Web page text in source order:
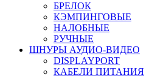
БРЕЛОК
КЭМПИНГОВЫЕ
НАЛОБНЫЕ
РУЧНЫЕ
ШНУРЫ АУДИО-ВИДЕО
DISPLAYPORT
КАБЕЛИ ПИТАНИЯ